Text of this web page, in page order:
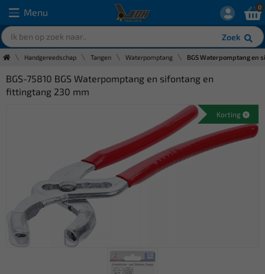
Menu
Zoek
0
Handgereedschap Tangen Waterpomptang BGS Waterpomptang en
BGS-75810 BGS Waterpomptang en sifontang en
fittingtang 230 mm
Korting